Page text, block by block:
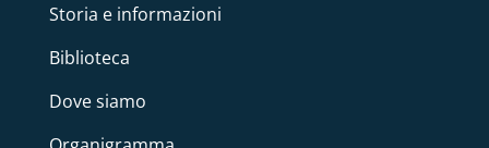
Storia e informazioni
Biblioteca
Dove siamo